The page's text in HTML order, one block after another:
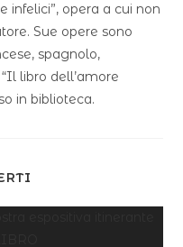
infelici”, opera a cui non
Sue opere sono
spagnolo,
libro dell’amore
in biblioteca.